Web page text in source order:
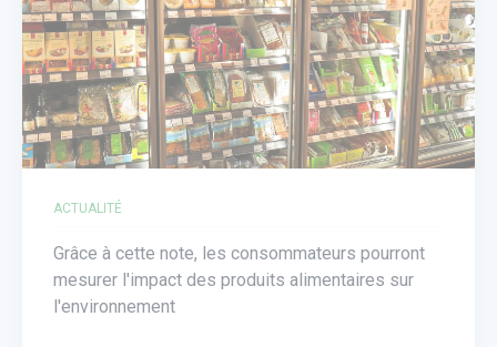
ACTUALITÉ
Grâce à cette note, les consommateurs pourront
mesurer l'impact des produits alimentaires sur
l'environnement